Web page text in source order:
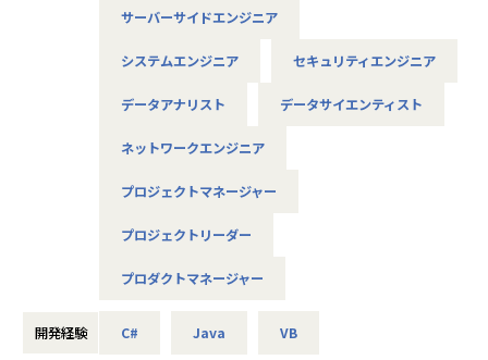
Microsoft Azure、Microsoft 365、Microsoft 365 Securit
◆DXプラットフォーム2部
ecurity、lWindows 10/11
Microsoft Azure、Microsoft 365、Microsoft 365 Securit
PMO支援、PKG導入コンサル、業務・システム改革支援、IT
■募集ポジション
サーバーサイドエンジニア
システムエンジニア セキュリティエンジニア
データアナリスト データサイエンティスト
ネットワークエンジニア
プロジェクトマネージャー
プロジェクトリーダー
プロダクトマネージャー
開発経験 C# Java VB